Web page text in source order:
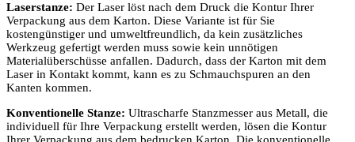
Laserstanze: Der Laser löst nach dem Druck die Kontur Ihrer
Verpackung aus dem Karton. Diese Variante ist für Sie
kostengünstiger und umweltfreundlich, da kein zusätzliches
Werkzeug gefertigt werden muss sowie kein unnötigen
Materialüberschüsse anfallen. Dadurch, dass der Karton mit dem
Laser in Kontakt kommt, kann es zu Schmauchspuren an den
Kanten kommen.
Konventionelle Stanze: Ultrascharfe Stanzmesser aus Metall, die
individuell für Ihre Verpackung erstellt werden, lösen die Kontur